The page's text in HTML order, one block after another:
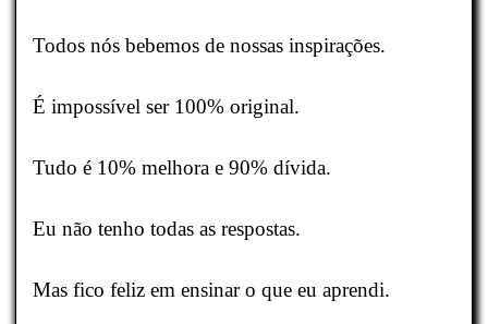
Todos nós bebemos de nossas inspirações.
É impossível ser 100% original.
Tudo é 10% melhora e 90% dívida.
Eu não tenho todas as respostas.
Mas fico feliz em ensinar o que eu aprendi.